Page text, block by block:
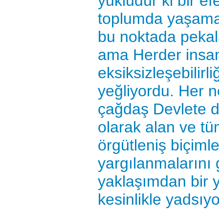
toplumda
bu noktada
ama Herder
yeğliyordu. Her
çağdaş Devlete
olarak alan ve
örgütleniş
yaklaşımdan bir
kesinlikle